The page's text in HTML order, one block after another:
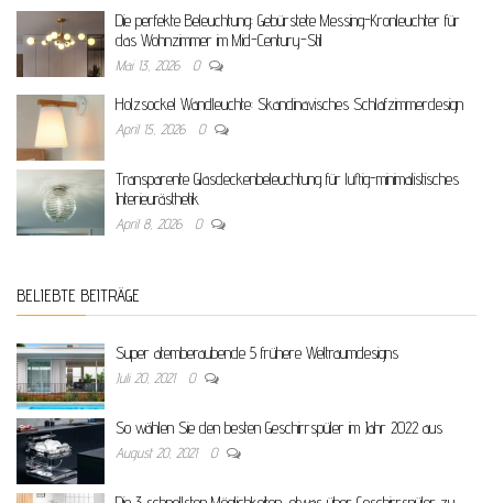
Die perfekte Beleuchtung: Gebürstete Messing-Kronleuchter für
das Wohnzimmer im Mid-Century-Stil
Mai 13, 2026 0
Holzsockel Wandleuchte: Skandinavisches Schlafzimmerdesign
April 15, 2026 0
Transparente Glasdeckenbeleuchtung für luftig-minimalistisches
Interieurästhetik
April 8, 2026 0
BELIEBTE BEITRÄGE
Super atemberaubende 5 frühere Weltraumdesigns
Juli 20, 2021 0
So wählen Sie den besten Geschirrspüler im Jahr 2022 aus
August 20, 2021 0